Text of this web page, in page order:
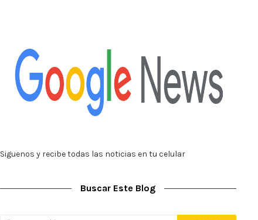
Siguenos y recibe todas las noticias en tu celular
Buscar Este Blog